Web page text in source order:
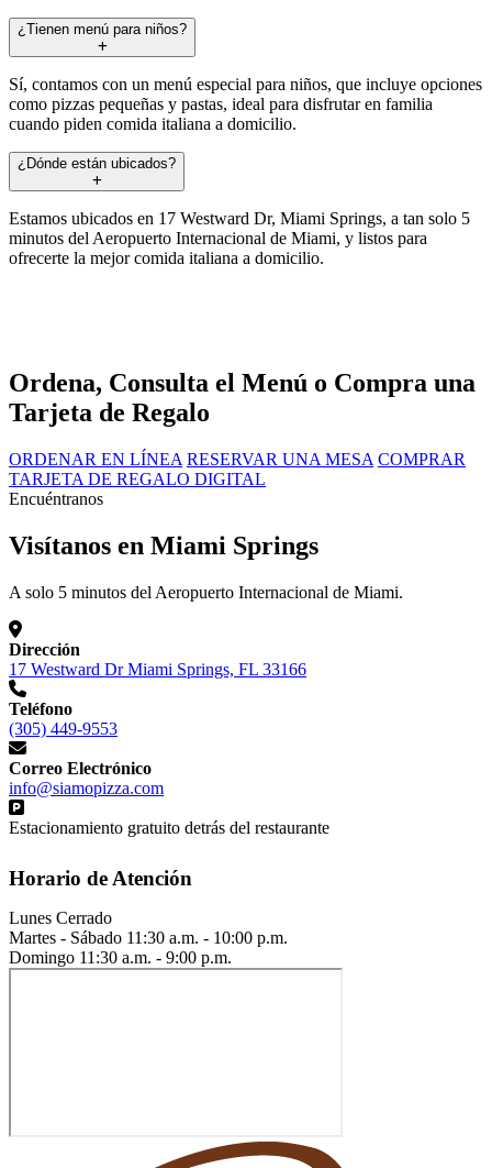
¿Tienen menú para niños?
Sí, contamos con un menú especial para niños, que incluye opciones
como pizzas pequeñas y pastas, ideal para disfrutar en familia
cuando piden comida italiana a domicilio.
¿Dónde están ubicados?
Estamos ubicados en 17 Westward Dr, Miami Springs, a tan solo 5
minutos del Aeropuerto Internacional de Miami, y listos para
ofrecerte la mejor comida italiana a domicilio.
Ordena, Consulta el Menú o Compra una
Tarjeta de Regalo
ORDENAR EN LÍNEA RESERVAR UNA MESA COMPRAR
TARJETA DE REGALO DIGITAL
Encuéntranos
Visítanos en Miami Springs
A solo 5 minutos del Aeropuerto Internacional de Miami.
Dirección
17 Westward Dr Miami Springs, FL 33166
Teléfono
(305) 449-9553
Correo Electrónico
info@siamopizza.com
Estacionamiento gratuito detrás del restaurante
Horario de Atención
Lunes Cerrado
Martes - Sábado 11:30 a.m. - 10:00 p.m.
Domingo 11:30 a.m. - 9:00 p.m.